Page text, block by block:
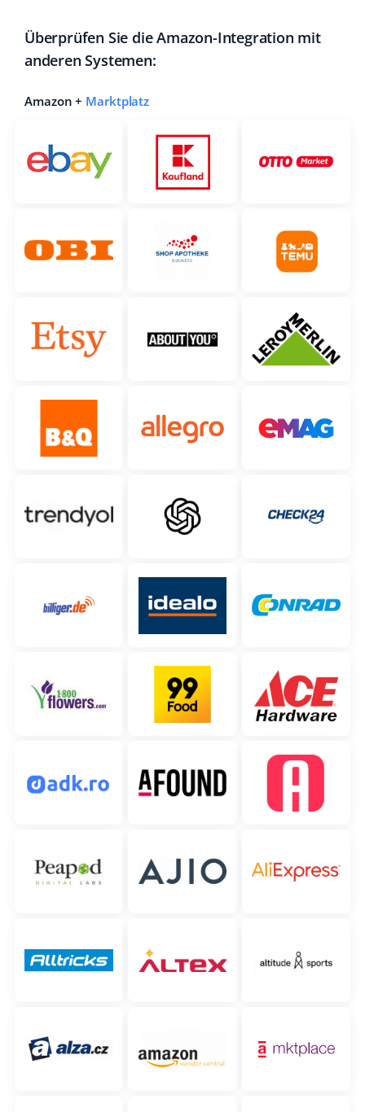
Überprüfen Sie die Amazon-Integration mit
anderen Systemen:
Amazon + Marktplatz